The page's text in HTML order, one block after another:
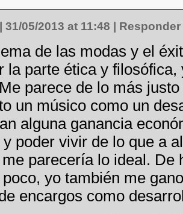
|31/05/2013 at 11:48 Responder
de las modas y el
la parte ética y filosófica,
parece de lo más
un músico como un
alguna ganancia
poder vivir de lo que a
parecería lo ideal. De
yo también me
encargos como